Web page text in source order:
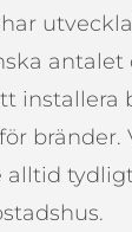
antalet
bränder.